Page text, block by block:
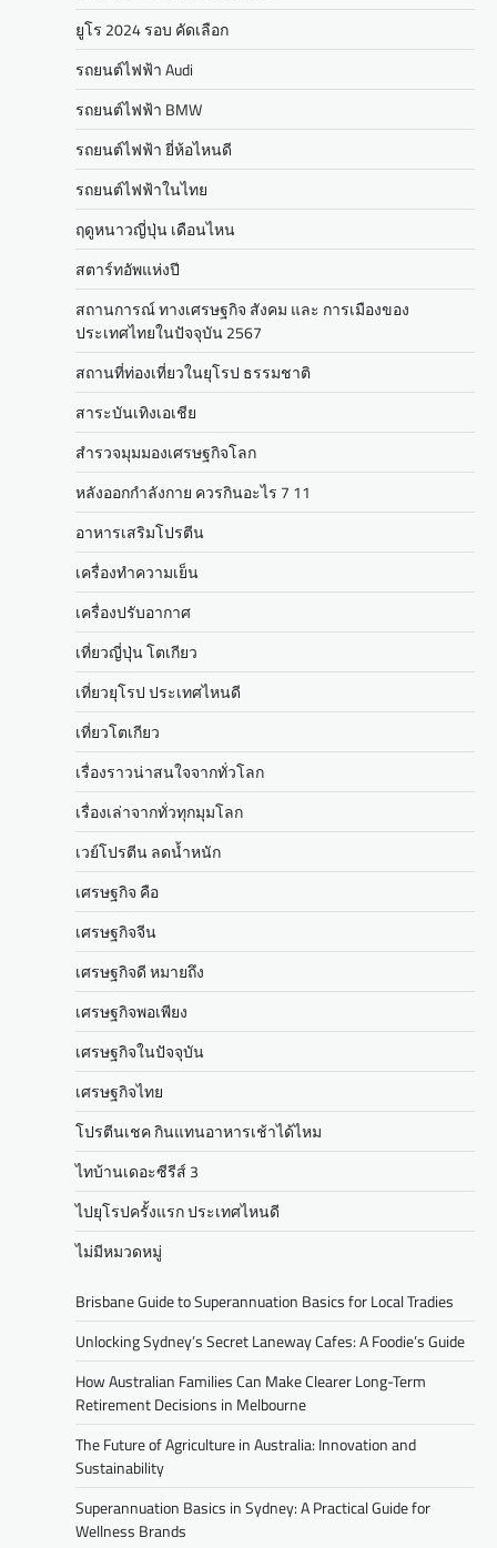
ยูโร 2024 รอบ คัดเลือก
รถยนต์ไฟฟ้า Audi
รถยนต์ไฟฟ้า BMW
รถยนต์ไฟฟ้า ยี่ห้อไหนดี
รถยนต์ไฟฟ้าในไทย
ฤดูหนาวญี่ปุ่น เดือนไหน
สตาร์ทอัพแห่งปี
สถานการณ์ ทางเศรษฐกิจ สังคม และ การเมืองของ
ประเทศไทยในปัจจุบัน 2567
สถานที่ท่องเที่ยวในยุโรป ธรรมชาติ
สาระบันเทิงเอเชีย
สำรวจมุมมองเศรษฐกิจโลก
หลังออกกําลังกาย ควรกินอะไร 7 11
อาหารเสริมโปรตีน
เครื่องทำความเย็น
เครื่องปรับอากาศ
เที่ยวญี่ปุ่น โตเกียว
เที่ยวยุโรป ประเทศไหนดี
เที่ยวโตเกียว
เรื่องราวน่าสนใจจากทั่วโลก
เรื่องเล่าจากทั่วทุกมุมโลก
เวย์โปรตีน ลดน้ำหนัก
เศรษฐกิจ คือ
เศรษฐกิจจีน
เศรษฐกิจดี หมายถึง
เศรษฐกิจพอเพียง
เศรษฐกิจในปัจจุบัน
เศรษฐกิจไทย
โปรตีนเชค กินแทนอาหารเช้าได้ไหม
ไทบ้านเดอะซีรีส์ 3
ไปยุโรปครั้งแรก ประเทศไหนดี
ไม่มีหมวดหมู่
Brisbane Guide to Superannuation Basics for Local Tradies
Unlocking Sydney’s Secret Laneway Cafes: A Foodie’s Guide
How Australian Families Can Make Clearer Long-Term
Retirement Decisions in Melbourne
The Future of Agriculture in Australia: Innovation and
Sustainability
Superannuation Basics in Sydney: A Practical Guide for
Wellness Brands